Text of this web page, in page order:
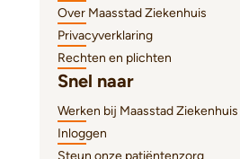
Over Maasstad Ziekenhuis
Privacyverklaring
Rechten en plichten
Snel naar
Werken bij Maasstad Ziekenhuis
Inloggen
Steun onze patiëntenzorg